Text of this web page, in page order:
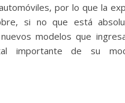
por lo que la
si no que está
modelos que
importante de su